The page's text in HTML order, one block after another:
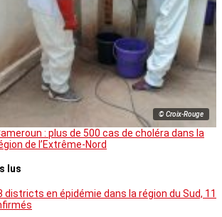
© Croix-Rouge
: plus de 500 cas de choléra dans la
de l’Extrême-Nord
lus
districts en épidémie dans la région du Sud, 11